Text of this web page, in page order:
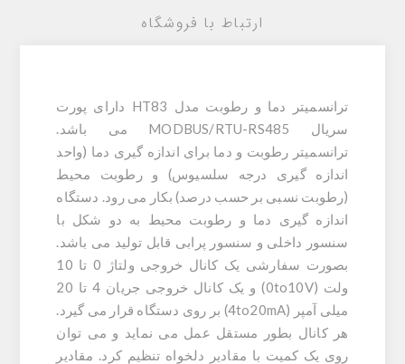
ارتباط با فروشگاه
ترانسمیتر دما و رطوبت
مدل HT83 دارای پورت
سریال MODBUS/RTU-RS485 می باشد.
ترانسمیتر رطوبت و دما برای اندازه گیری دما (واحد
اندازه گیری درجه سلسیوس) و رطوبت محیط
(رطوبت نسبی بر حسب درصد) بکار می رود. دستگاه
اندازه گیری دما و رطوبت محیط به دو شکل با
سنسور داخلی و سنسور پرابی قابل تولید می باشد.
بصورت سفارشی یک کانال خروجی ولتاژ 0 تا 10
ولت (0to10V) و یک کانال خروجی جریان 4 تا 20
میلی آمپر (4to20mA) بر روی دستگاه قرار می گیرد.
هر کانال بطور مستقل عمل می نماید و می توان
روی یک کمیت با مقادیر دلخواه تنظیم کرد. مقادیر